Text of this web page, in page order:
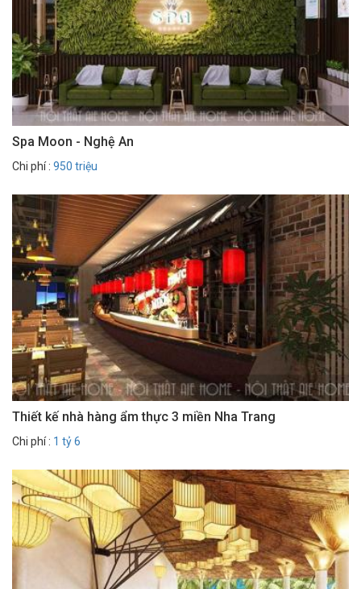
Spa Moon - Nghệ An
Chi phí : 950 triệu
Thiết kế nhà hàng ẩm thực 3 miền Nha Trang
Chi phí : 1 tỷ 6